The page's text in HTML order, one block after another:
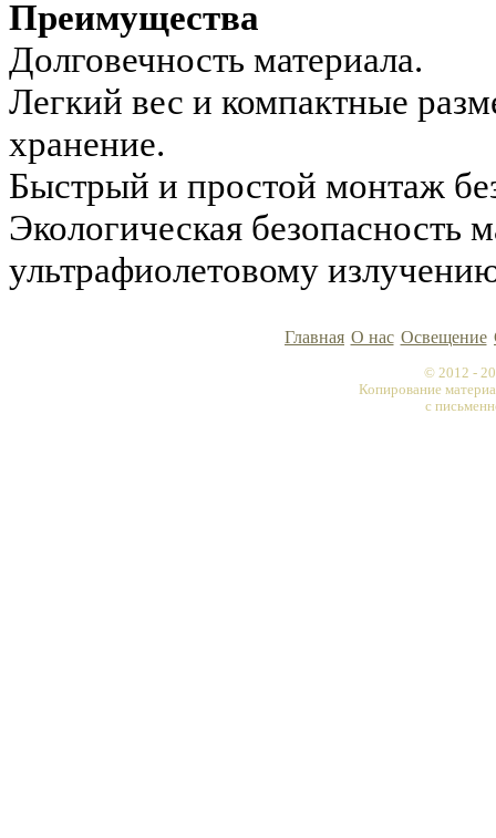
Преимущества
Долговечность материала.
Легкий вес и компактные
хранение.
Быстрый и простой монтаж
Экологическая безопасность
ультрафиолетовому
Главная О нас Освещение
© 2012 -
Копирование
с